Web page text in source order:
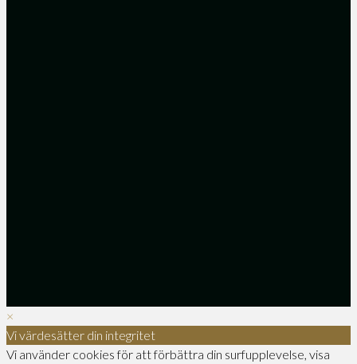
×
Vi värdesätter din integritet
Vi använder cookies för att förbättra din surfupplevelse, visa